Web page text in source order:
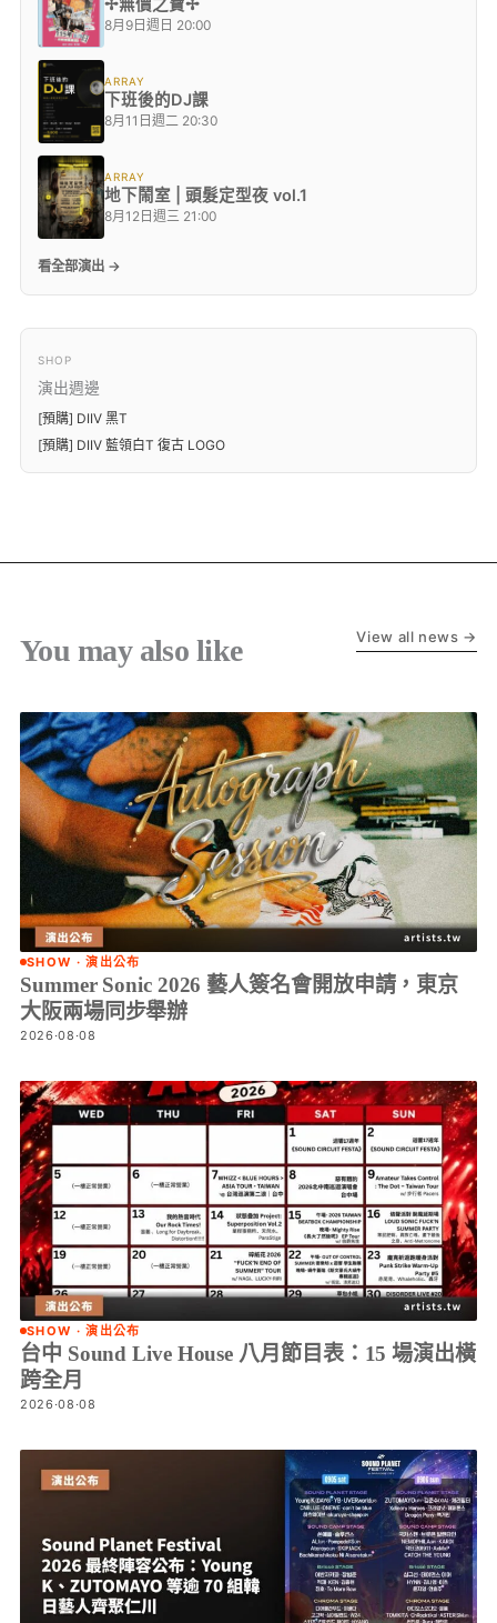
✢無價之寶✢
8月9日週日 20:00
ARRAY
下班後的DJ課
8月11日週二 20:30
ARRAY
地下鬧室 | 頭髮定型夜 vol.1
8月12日週三 21:00
看全部演出 →
SHOP
演出週邊
[預購] DIIV 黑T
[預購] DIIV 藍領白T 復古 LOGO
You may also like View all news →
SHOW · 演出公布
Summer Sonic 2026 藝人簽名會開放申請，東京
大阪兩場同步舉辦
2026·08·08
SHOW · 演出公布
台中 Sound Live House 八月節目表：15 場演出橫
跨全月
2026·08·08